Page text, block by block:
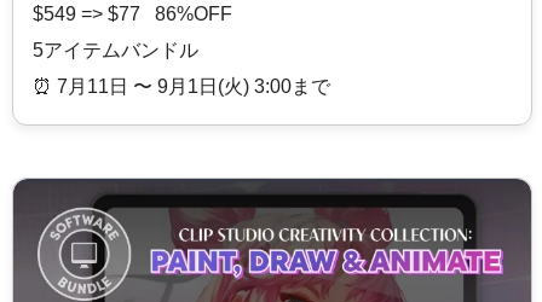
$549 => $77 86%OFF
5アイテムバンドル
⏰️ 7月11日 〜 9月1日(火) 3:00まで